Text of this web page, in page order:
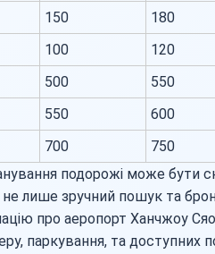
150 180
100 120
500 550
550 600
700 750
подорожі може бути
лише зручний пошук та
про аеропорт Ханчжоу
паркування, та доступних